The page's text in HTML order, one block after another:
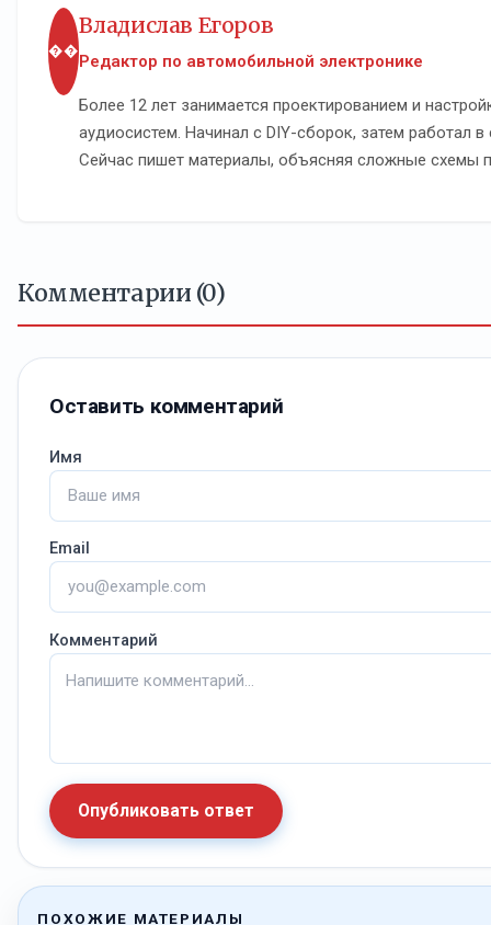
��
Владислав Егоров
Редактор по автомобильной электронике
Более 12 лет занимается проектированием и
аудиосистем. Начинал с DIY-сборок, затем работал в
Сейчас пишет материалы, объясняя сложные схемы
Комментарии (0)
Оставить комментарий
Имя
Email
Комментарий
Опубликовать ответ
ПОХОЖИЕ МАТЕРИАЛЫ